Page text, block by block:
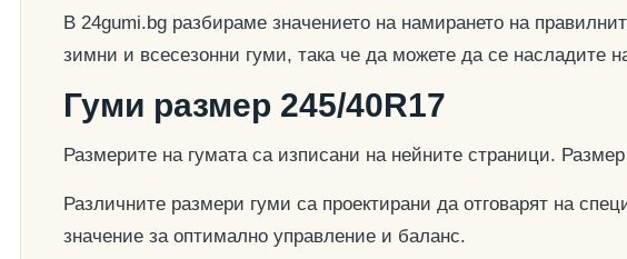
В 24gumi.bg разбираме значението на намирането на
зимни и всесезонни гуми, така че да можете да се насладите
Гуми размер 245/40R17
Размерите на гумата са изписани на нейните страници.
Различните размери гуми са проектирани да отговарят на
значение за оптимално управление и баланс.